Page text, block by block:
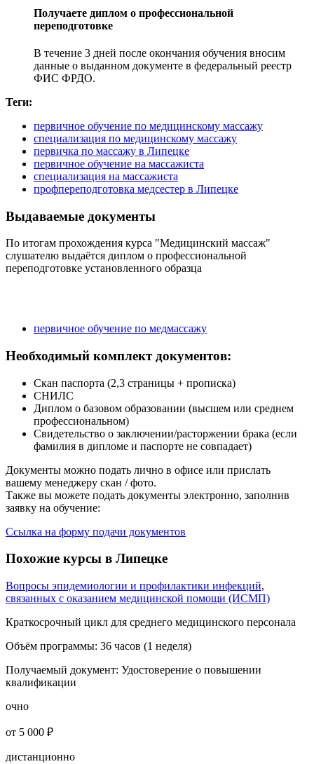
Получаете диплом о профессиональной
переподготовке
В течение 3 дней после окончания обучения вносим
данные о выданном документе в федеральный реестр
ФИС ФРДО.
Теги:
первичное обучение по медицинскому массажу
специализация по медицинскому массажу
первичка по массажу в Липецке
первичное обучение на массажиста
специализация на массажиста
профпереподготовка медсестер в Липецке
Выдаваемые документы
По итогам прохождения курса "Медицинский массаж"
слушателю выдаётся диплом о профессиональной
переподготовке установленного образца
первичное обучение по медмассажу
Необходимый комплект документов:
Скан паспорта (2,3 страницы + прописка)
СНИЛС
Диплом о базовом образовании (высшем или среднем
профессиональном)
Свидетельство о заключении/расторжении брака (если
фамилия в дипломе и паспорте не совпадает)
Документы можно подать лично в офисе или прислать
вашему менеджеру скан / фото.
Также вы можете подать документы электронно, заполнив
заявку на обучение:
Ссылка на форму подачи документов
Похожие курсы в Липецке
Вопросы эпидемиологии и профилактики инфекций,
связанных с оказанием медицинской помощи (ИСМП)
Краткосрочный цикл для среднего медицинского персонала
Объём программы: 36 часов (1 неделя)
Получаемый документ: Удостоверение о повышении
квалификации
очно
от 5 000 ₽
дистанционно